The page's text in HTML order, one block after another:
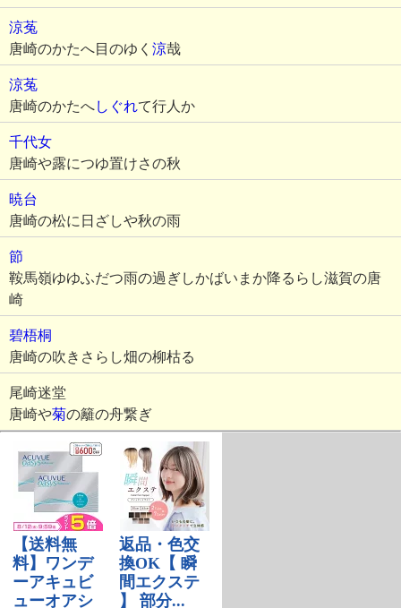
涼菟
唐崎のかたへ目のゆく 涼哉
涼菟
唐崎のかたへしぐれて行人か
千代女
唐崎や露につゆ置けさの秋
暁台
唐崎の松に日ざしや秋の雨
節
鞍馬嶺ゆゆふだつ雨の過ぎしかばいまか降るらし滋賀の唐
崎
碧梧桐
唐崎の吹きさらし畑の柳枯る
尾崎迷堂
唐崎や菊の籬の舟繋ぎ